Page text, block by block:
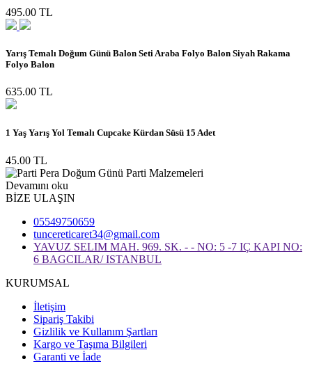
495.00 TL
Yarış Temalı Doğum Günü Balon Seti Araba Folyo Balon Siyah Rakama
Folyo Balon
635.00 TL
1 Yaş Yarış Yol Temalı Cupcake Kürdan Süsü 15 Adet
45.00 TL
Devamını oku
BİZE ULAŞIN
05549750659
tuncereticaret34@gmail.com
YAVUZ SELIM MAH. 969. SK. - - NO: 5 -7 IÇ KAPI NO:
6 BAGCILAR/ ISTANBUL
KURUMSAL
İletişim
Sipariş Takibi
Gizlilik ve Kullanım Şartları
Kargo ve Taşıma Bilgileri
Garanti ve İade